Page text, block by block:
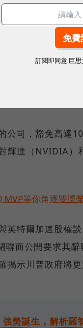
用政府力量引導
向《晶片法案》的
件。
公司，豁免高達
輝達（NVIDIA）
等你角逐雙獎
英特爾加速股權談
而公開要求其辭
揭示川普政府將
勢誕生，解析羅
訂閱即同意 巨